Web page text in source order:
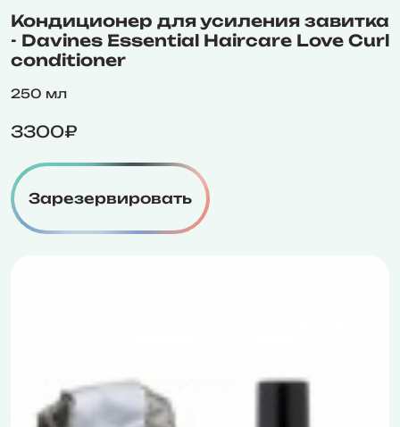
Кондиционер для усиления завитка
- Davines Essential Haircare Love Curl
conditioner
250 мл
3300₽
Зарезервировать